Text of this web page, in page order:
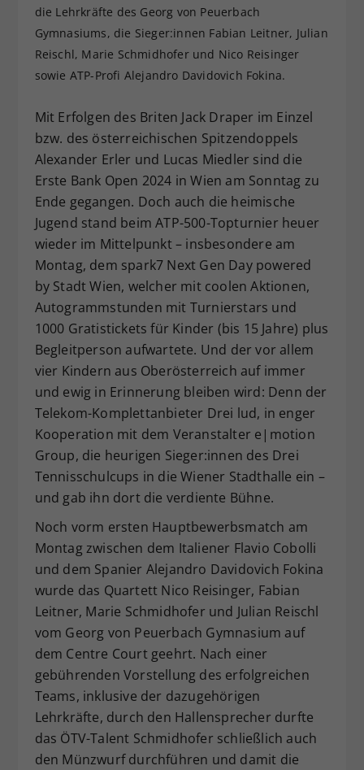
die Lehrkräfte des Georg von Peuerbach
Gymnasiums, die Sieger:innen Fabian Leitner, Julian
Reischl, Marie Schmidhofer und Nico Reisinger
sowie ATP-Profi Alejandro Davidovich Fokina.
Mit Erfolgen des Briten Jack Draper im Einzel
bzw. des österreichischen Spitzendoppels
Alexander Erler und Lucas Miedler sind die
Erste Bank Open 2024 in Wien am Sonntag zu
Ende gegangen. Doch auch die heimische
Jugend stand beim ATP-500-Topturnier heuer
wieder im Mittelpunkt – insbesondere am
Montag, dem spark7 Next Gen Day powered
by Stadt Wien, welcher mit coolen Aktionen,
Autogrammstunden mit Turnierstars und
1000 Gratistickets für Kinder (bis 15 Jahre) plus
Begleitperson aufwartete. Und der vor allem
vier Kindern aus Oberösterreich auf immer
und ewig in Erinnerung bleiben wird: Denn der
Telekom-Komplettanbieter Drei lud, in enger
Kooperation mit dem Veranstalter e|motion
Group, die heurigen Sieger:innen des Drei
Tennisschulcups in die Wiener Stadthalle ein –
und gab ihn dort die verdiente Bühne.
Noch vorm ersten Hauptbewerbsmatch am
Montag zwischen dem Italiener Flavio Cobolli
und dem Spanier Alejandro Davidovich Fokina
wurde das Quartett Nico Reisinger, Fabian
Leitner, Marie Schmidhofer und Julian Reischl
vom Georg von Peuerbach Gymnasium auf
dem Centre Court geehrt. Nach einer
gebührenden Vorstellung des erfolgreichen
Teams, inklusive der dazugehörigen
Lehrkräfte, durch den Hallensprecher durfte
das ÖTV-Talent Schmidhofer schließlich auch
den Münzwurf durchführen und damit die
Zweck
Dieser Wert speichert Ihre Consent-
Einstellungen. Unter anderem eine
zufällig generierte ID, für die
historische Speicherung Ihrer
Webseiten-Betreiber dies eingestellt
hat.